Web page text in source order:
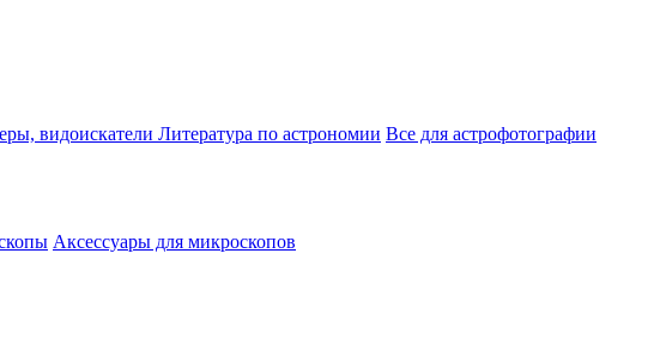
видоискатели Литература по астрономии Все для астрофотографии
Аксессуары для микроскопов